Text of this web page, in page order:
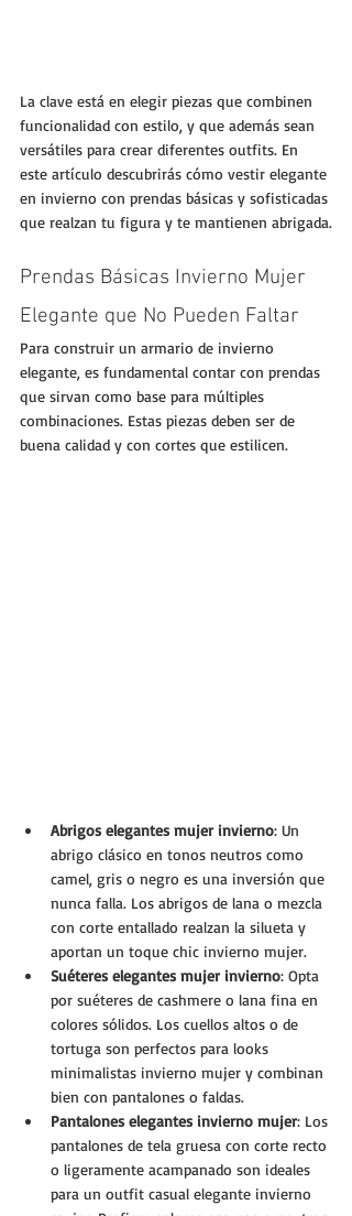
La clave está en elegir piezas que combinen
funcionalidad con estilo, y que además sean
versátiles para crear diferentes outfits. En
este artículo descubrirás cómo vestir elegante
en invierno con prendas básicas y sofisticadas
que realzan tu figura y te mantienen abrigada.
Prendas Básicas Invierno Mujer
Elegante que No Pueden Faltar
Para construir un armario de invierno
elegante, es fundamental contar con prendas
que sirvan como base para múltiples
combinaciones. Estas piezas deben ser de
buena calidad y con cortes que estilicen.
Abrigos elegantes mujer invierno: Un
abrigo clásico en tonos neutros como
camel, gris o negro es una inversión que
nunca falla. Los abrigos de lana o mezcla
con corte entallado realzan la silueta y
aportan un toque chic invierno mujer.
Suéteres elegantes mujer invierno: Opta
por suéteres de cashmere o lana fina en
colores sólidos. Los cuellos altos o de
tortuga son perfectos para looks
minimalistas invierno mujer y combinan
bien con pantalones o faldas.
Pantalones elegantes invierno mujer: Los
pantalones de tela gruesa con corte recto
o ligeramente acampanado son ideales
para un outfit casual elegante invierno